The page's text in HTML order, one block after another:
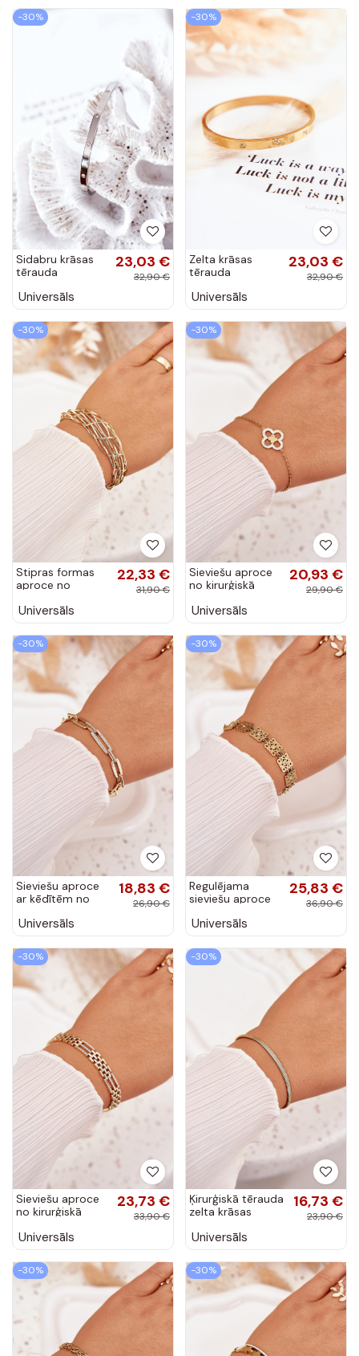
krāsā
-30%
Sidabru krāsas
tērauda
mirdzošām
23,03 €
32,90 €
Universāls
-30%
Zelta krāsas
tērauda
cirkoniem Lauren
23,03 €
32,90 €
Universāls
-30%
Stipras formas
aproce no
zelta krāsā
22,33 €
31,90 €
Universāls
-30%
Sieviešu aproce
no ķirurģiskā
krāsā
20,93 €
29,90 €
Universāls
-30%
Sieviešu aproce
ar ķēdītēm no
zelta krāsā
18,83 €
26,90 €
Universāls
-30%
Regulējama
sieviešu aproce
akmentiņām no
tērauda zelta
krāsā
25,83 €
36,90 €
Universāls
-30%
Sieviešu aproce
no ķirurģiskā
spīdošām
zelta krāsā
23,73 €
33,90 €
Universāls
-30%
Ķirurģiskā tērauda
zelta krāsas
aproce
16,73 €
23,90 €
Universāls
-30% -30%